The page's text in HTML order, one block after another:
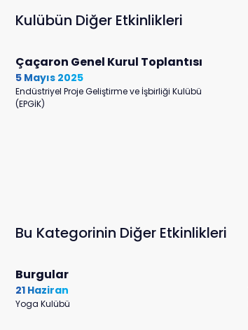
Kulübün Diğer Etkinlikleri
Çaçaron Genel Kurul Toplantısı
5 Mayıs 2025
Endüstriyel Proje Geliştirme ve İşbirliği Kulübü
(EPGİK)
Bu Kategorinin Diğer Etkinlikleri
Burgular
21 Haziran
Yoga Kulübü